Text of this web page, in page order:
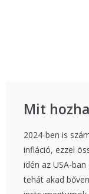
Mit
2024-ben is
infláció, ezzel
idén az USA-
tehát akad